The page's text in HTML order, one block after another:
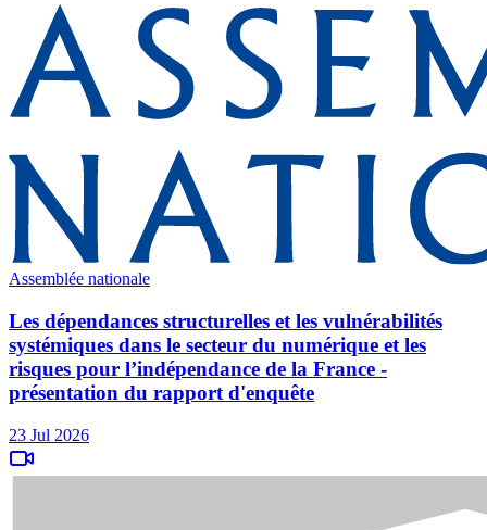
Assemblée nationale
Les dépendances structurelles et les vulnérabilités
systémiques dans le secteur du numérique et les
risques pour l’indépendance de la France -
présentation du rapport d'enquête
23 Jul 2026